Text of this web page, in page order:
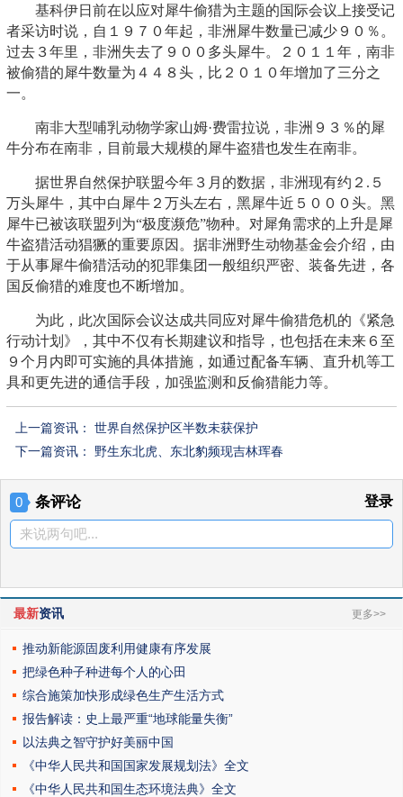
基科伊日前在以应对犀牛偷猎为主题的国际会议上接受记
者采访时说，自１９７０年起，非洲犀牛数量已减少９０％。
过去３年里，非洲失去了９００多头犀牛。２０１１年，南非
被偷猎的犀牛数量为４４８头，比２０１０年增加了三分之
一。
南非大型哺乳动物学家山姆·费雷拉说，非洲９３％的犀
牛分布在南非，目前最大规模的犀牛盗猎也发生在南非。
据世界自然保护联盟今年３月的数据，非洲现有约２.５
万头犀牛，其中白犀牛２万头左右，黑犀牛近５０００头。黑
犀牛已被该联盟列为“极度濒危”物种。对犀角需求的上升是犀
牛盗猎活动猖獗的重要原因。据非洲野生动物基金会介绍，由
于从事犀牛偷猎活动的犯罪集团一般组织严密、装备先进，各
国反偷猎的难度也不断增加。
为此，此次国际会议达成共同应对犀牛偷猎危机的《紧急
行动计划》，其中不仅有长期建议和指导，也包括在未来６至
９个月内即可实施的具体措施，如通过配备车辆、直升机等工
具和更先进的通信手段，加强监测和反偷猎能力等。
上一篇资讯： 世界自然保护区半数未获保护
下一篇资讯： 野生东北虎、东北豹频现吉林珲春
0 条评论 登录
来说两句吧...
最新资讯 更多>>
推动新能源固废利用健康有序发展
把绿色种子种进每个人的心田
综合施策加快形成绿色生产生活方式
报告解读：史上最严重“地球能量失衡”
以法典之智守护好美丽中国
《中华人民共和国国家发展规划法》全文
《中华人民共和国生态环境法典》全文